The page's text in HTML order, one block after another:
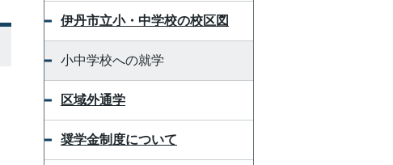
伊丹市立小・中学校の校区図
小中学校への就学
区域外通学
奨学金制度について